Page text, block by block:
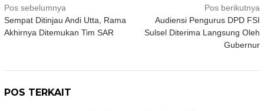
Navigasi
pos
Pos sebelumnya
Sempat Ditinjau Andi Utta, Rama
Akhirnya Ditemukan Tim SAR
Pos berikutnya
Audiensi Pengurus DPD FSI
Sulsel Diterima Langsung Oleh
Gubernur
POS TERKAIT